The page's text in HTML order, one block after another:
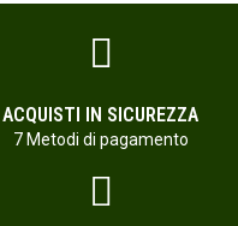
ACQUISTI IN SICUREZZA
7 Metodi di pagamento